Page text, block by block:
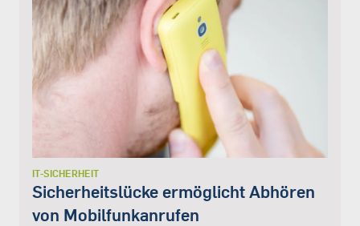
IT-SICHERHEIT
Sicherheitslücke ermöglicht Abhören
von Mobilfunkanrufen